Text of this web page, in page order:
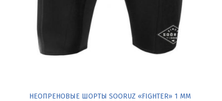
НЕОПРЕНОВЫЕ ШОРТЫ SOORUZ «FIGHTER» 1 ММ